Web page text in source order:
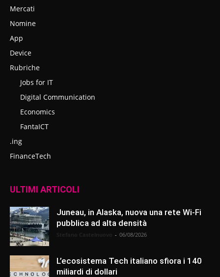
Mercati
Nomine
App
Device
Rubriche
Jobs for IT
Digital Communication
Economics
FantaICT
.ing
FinanceTech
ULTIMI ARTICOLI
Juneau, in Alaska, nuova una rete Wi-Fi
pubblica ad alta densità
- 06/08/2026
L’ecosistema Tech italiano sfiora i 140
miliardi di dollari